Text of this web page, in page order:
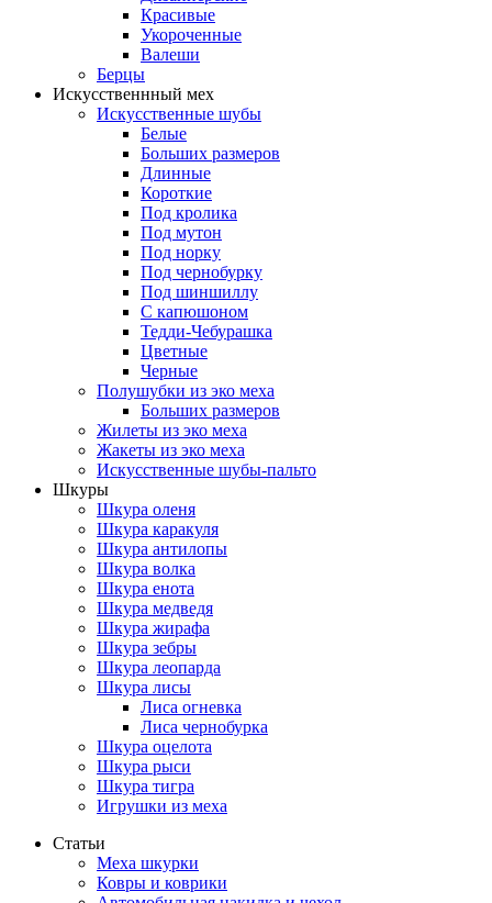
Красивые
Укороченные
Валеши
Берцы
Искусственнный мех
Искусственные шубы
Белые
Больших размеров
Длинные
Короткие
Под кролика
Под мутон
Под норку
Под чернобурку
Под шиншиллу
С капюшоном
Тедди-Чебурашка
Цветные
Черные
Полушубки из эко меха
Больших размеров
Жилеты из эко меха
Жакеты из эко меха
Искусственные шубы-пальто
Шкуры
Шкура оленя
Шкура каракуля
Шкура антилопы
Шкура волка
Шкура енота
Шкура медведя
Шкура жирафа
Шкура зебры
Шкура леопарда
Шкура лисы
Лиса огневка
Лиса чернобурка
Шкура оцелота
Шкура рыси
Шкура тигра
Игрушки из меха
Статьи
Меха шкурки
Ковры и коврики